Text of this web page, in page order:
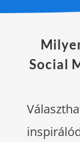
Social